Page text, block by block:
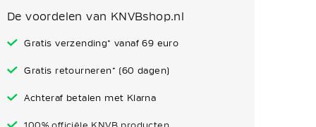
De voordelen van KNVBshop.nl
Gratis verzending* vanaf 69 euro
Gratis retourneren* (60 dagen)
Achteraf betalen met Klarna